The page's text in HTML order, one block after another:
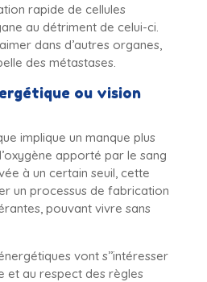
rapide de cellules
au détriment de celui-ci.
dans d’autres organes,
des métastases.
ou vision
implique un manque plus
apporté par le sang
à un certain seuil, cette
un processus de fabrication
pouvant vivre sans
vont s’’intéresser
et au respect des règles